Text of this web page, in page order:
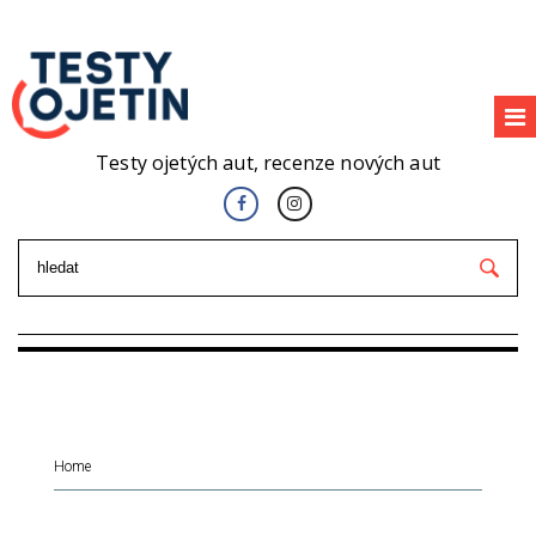
Testy ojetých aut, recenze nových aut
Home